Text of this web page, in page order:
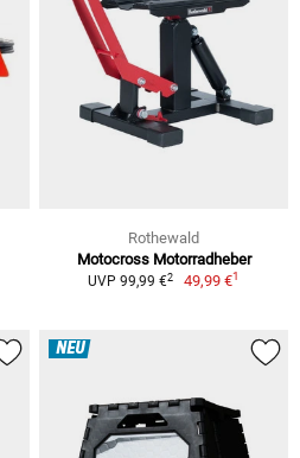
Rothewald
Motocross Motorradheber
UVP 99,99 €2 49,99 €1
NEU